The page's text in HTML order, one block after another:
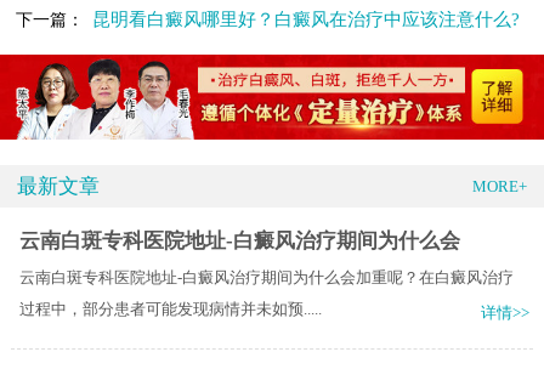
下一篇： 昆明看白癜风哪里好？白癜风在治疗中应该注意什么?
最新文章 MORE+
云南白斑专科医院地址-白癜风治疗期间为什么会
云南白斑专科医院地址-白癜风治疗期间为什么会加重呢？在白癜风治疗
过程中，部分患者可能发现病情并未如预.....
详情>>